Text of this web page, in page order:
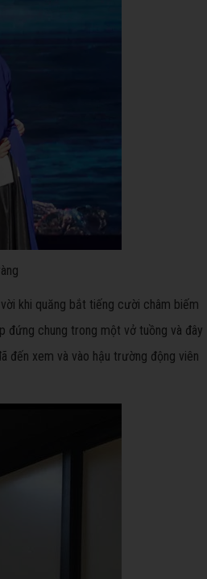
khi quăng bắt tiếng cười châm biếm
đứng chung trong một vở tuồng và đây
đến xem và vào hậu trường động viên